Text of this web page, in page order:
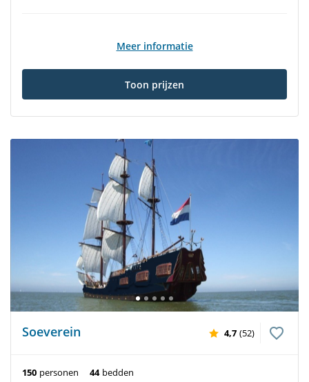
Meer informatie
Toon prijzen
Soeverein 4,7 (52)
150 personen 44 bedden